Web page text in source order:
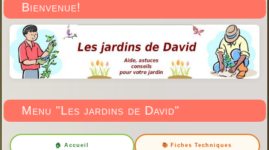
Bienvenue!
Menu "Les jardins de David"
🏠 Accueil 📚 Fiches Techniques